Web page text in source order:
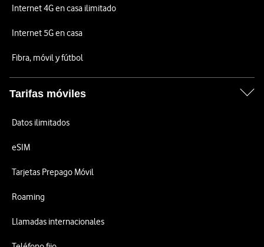
Internet 4G en casa ilimitado
Internet 5G en casa
Fibra, móvil y fútbol
Tarifas móviles
Datos ilimitados
eSIM
Tarjetas Prepago Móvil
Roaming
Llamadas internacionales